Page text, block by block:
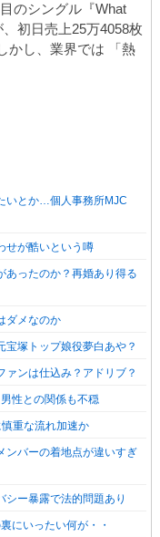
のシングル『What
初日売上25万4058枚
かし、業界では 「熱
いとか…個人事務所MJC
せが酷いという噂
あったのか？再婚あり得る
ダメなのか
塚トップ娘役夢白あや？
ァンは仕込み？アドリブ？
性との関係も不穏
重な流れ加速か
ンバーの着地点が違いすぎ
ー暴露で法的問題あり
にいったい何が・・